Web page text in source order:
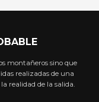
montañeros sino que
realizadas de una
realidad de la salida.